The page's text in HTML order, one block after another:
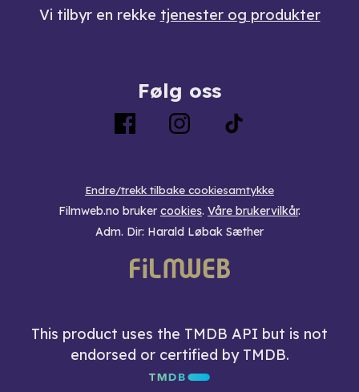
Vi tilbyr en rekke tjenester og produkter
Følg oss
Endre/trekk tilbake cookiesamtykke
Filmweb.no bruker cookies. Våre brukervilkår.
Adm. Dir: Harald Løbak Sæther
This product uses the TMDB API but is not
endorsed or certified by TMDB.